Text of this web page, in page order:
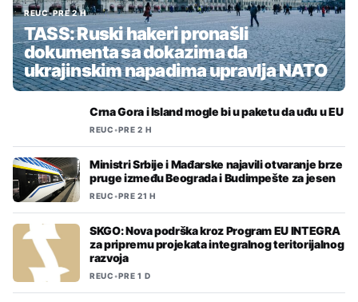
REUC•PRE 2 H
TASS: Ruski hakeri pronašli
dokumenta sa dokazima da
ukrajinskim napadima upravlja NATO
Crna Gora i Island mogle bi u paketu da uđu u EU
REUC•PRE 2 H
Ministri Srbije i Mađarske najavili otvaranje brze
pruge između Beograda i Budimpešte za jesen
REUC•PRE 21 H
SKGO: Nova podrška kroz Program EU INTEGRA
za pripremu projekata integralnog teritorijalnog
razvoja
REUC•PRE 1 D